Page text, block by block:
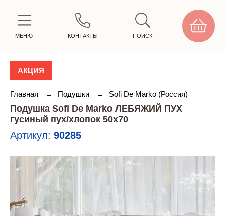
МЕНЮ КОНТАКТЫ ПОИСК
АКЦИЯ
Главная → Подушки → Sofi De Marko (Россия)
Подушка Sofi De Marko ЛЕБЯЖИЙ ПУХ
гусиный пух/хлопок 50х70
Артикул: 90285